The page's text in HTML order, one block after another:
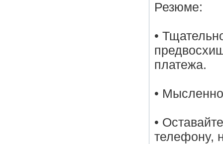
Резюме:
•
платежа.
•
•
телефону,